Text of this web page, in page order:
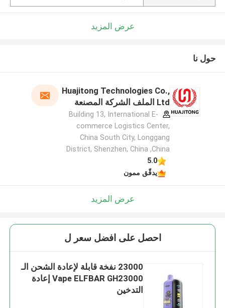
عرض المزيد
حول نا
Huajitong Technologies Co.,
Ltd الملف الشركة المصنعة
Building 13, International E-
commerce Logistics Center,
China South City, Longgang
District, Shenzhen, China ,China
5.0
يدقّق ممون
عرض المزيد
احصل على افضل سعر ل
23000 نفخة قابلة لإعادة الشحن الـ
Vape ELFBAR GH23000 إعادة
التدخين